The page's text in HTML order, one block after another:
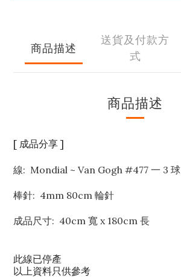
商品描述
送貨及付款方
式
商品描述
[ 成品分享 ]
線: Mondial ~ Van Gogh #477 一 3 球
棒針: 4mm 80cm 輪針
成品尺寸: 40cm 寬 x 180cm 長
此線已停產
以上資料只供參考